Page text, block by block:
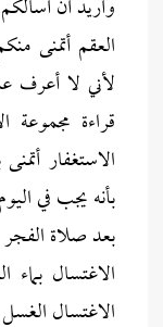
وأريد أن
العقم أتمنى
لأني لا أعرف
قراءة مجموعة
الاستغفار
بأنه يجب في
بعد صلاة
الاغتسال
الاغتسال